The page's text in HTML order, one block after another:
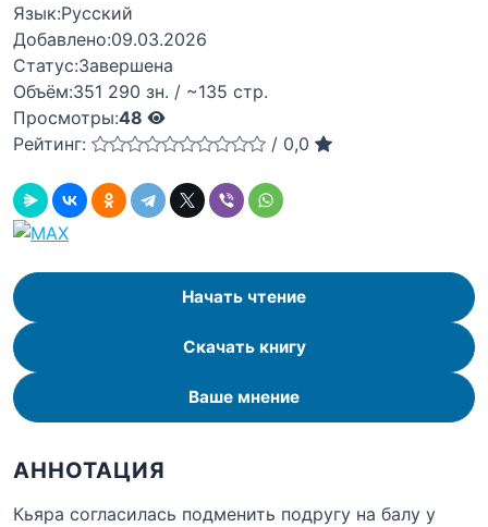
Язык:Русский
Добавлено:09.03.2026
Статус:Завершена
Объём:351 290 зн. / ~135 стр.
Просмотры:48
Рейтинг:
/ 0,0
Начать чтение
Скачать книгу
Ваше мнение
АННОТАЦИЯ
Кьяра согласилась подменить подругу на балу у